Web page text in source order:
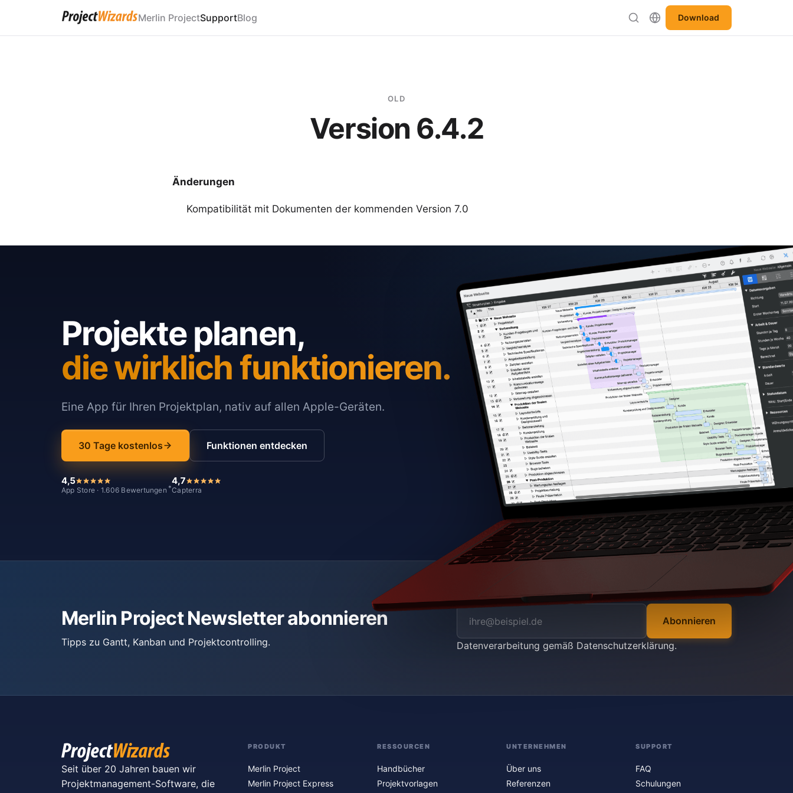
Merlin ProjectSupportBlog Download
OLD
Version 6.4.2
Änderungen
Kompatibilität mit Dokumenten der kommenden Version 7.0
Projekte planen,
die wirklich funktionieren.
Eine App für Ihren Projektplan, nativ auf allen Apple-Geräten.
30 Tage kostenlos Funktionen entdecken
4,5
App Store · 1.606 Bewertungen *
4,7
Capterra
Merlin Project Newsletter abonnieren
Tipps zu Gantt, Kanban und Projektcontrolling.
Abonnieren
Datenverarbeitung gemäß Datenschutzerklärung.
Seit über 20 Jahren bauen wir
Projektmanagement-Software, die
PRODUKT
Merlin Project
Merlin Project Express
RESSOURCEN
Handbücher
Projektvorlagen
UNTERNEHMEN
Über uns
Referenzen
SUPPORT
FAQ
Schulungen